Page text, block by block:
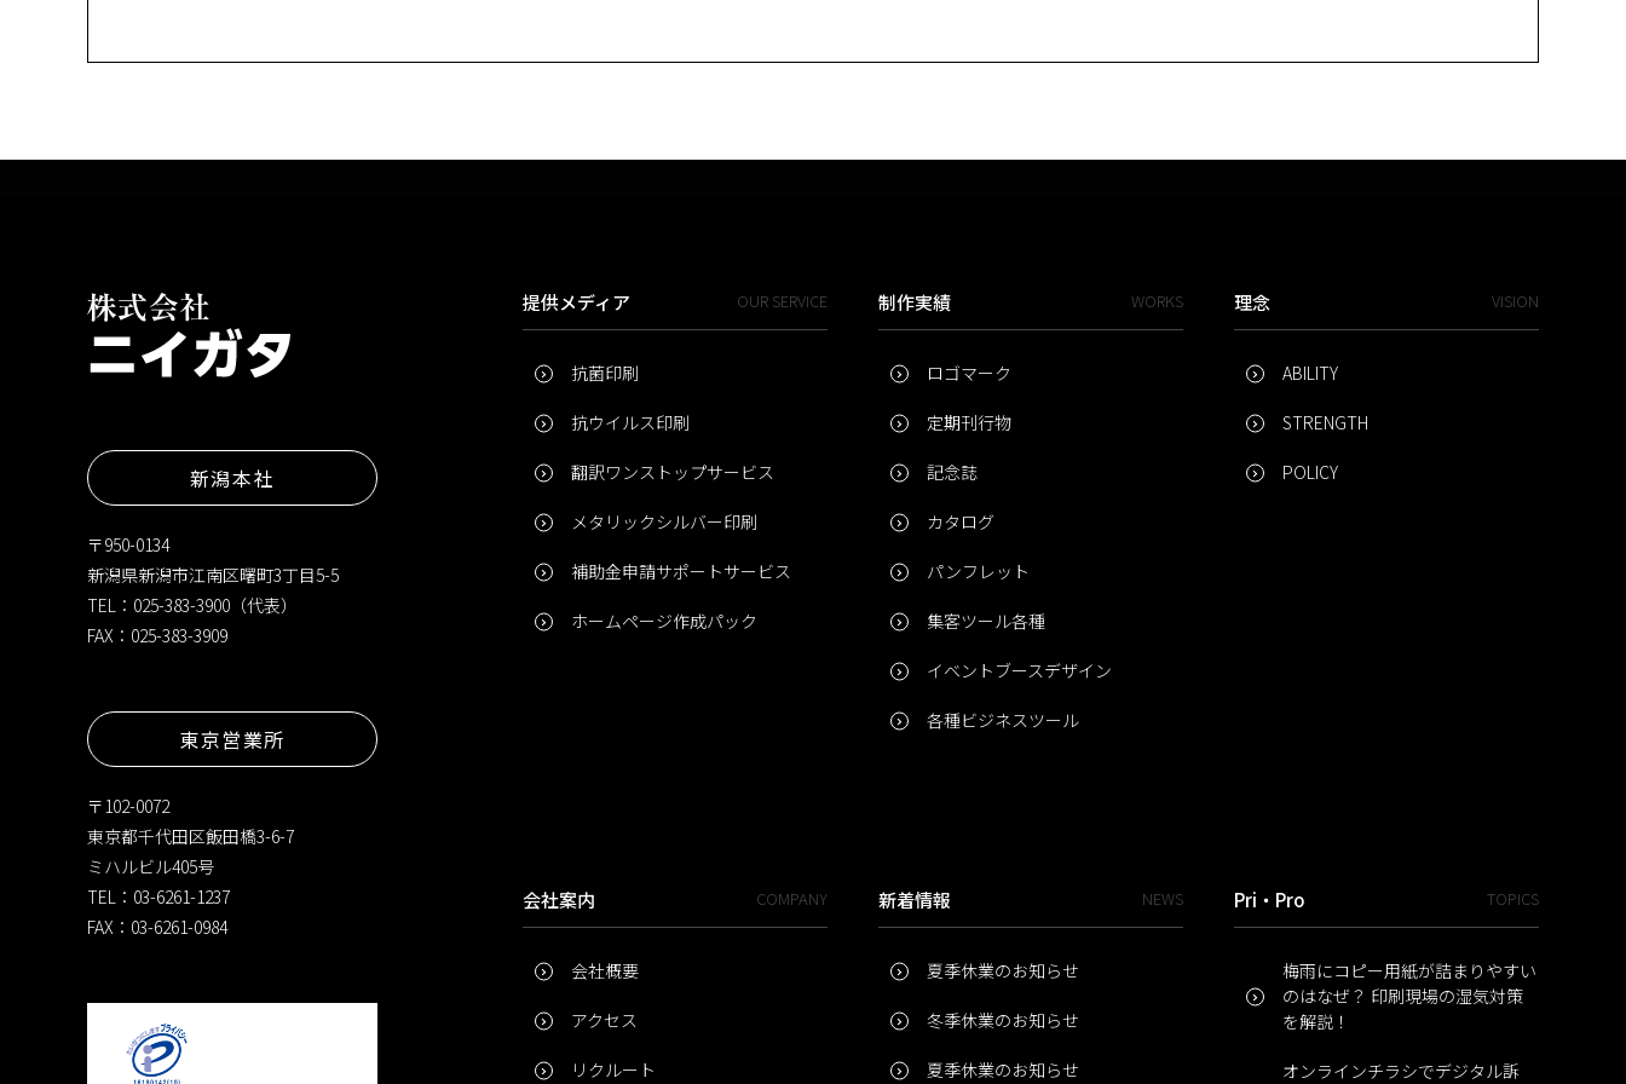
新潟本社
〒950-0134
新潟県新潟市江南区曙町3丁目5-5
TEL：025-383-3900（代表）
FAX：025-383-3909
東京営業所
〒102-0072
東京都千代田区飯田橋3-6-7
ミハルビル405号
TEL：03-6261-1237
FAX：03-6261-0984
提供メディア OUR SERVICE
抗菌印刷
抗ウイルス印刷
翻訳ワンストップサービス
メタリックシルバー印刷
補助金申請サポートサービス
ホームページ作成パック
制作実績 WORKS
ロゴマーク
定期刊行物
記念誌
カタログ
パンフレット
集客ツール各種
イベントブースデザイン
各種ビジネスツール
理念 VISION
ABILITY
STRENGTH
POLICY
会社案内 COMPANY
会社概要
アクセス
リクルート
新着情報 NEWS
夏季休業のお知らせ
冬季休業のお知らせ
夏季休業のお知らせ
Pri・Pro TOPICS
梅雨にコピー用紙が詰まりやすい
のはなぜ？ 印刷現場の湿気対策
を解説！
オンラインチラシでデジタル訴